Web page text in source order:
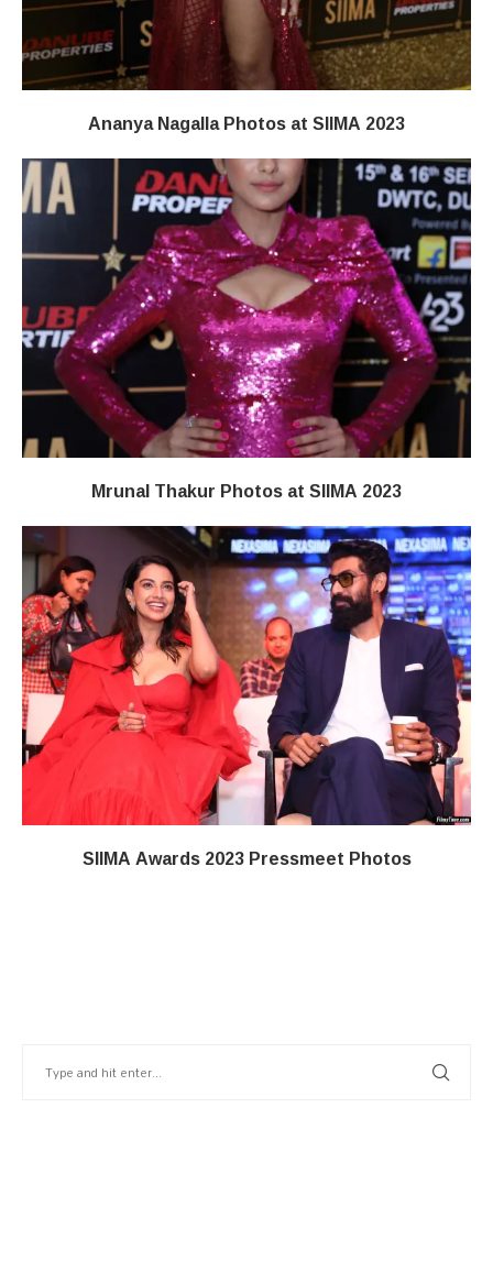
Ananya Nagalla Photos at SIIMA 2023
Mrunal Thakur Photos at SIIMA 2023
SIIMA Awards 2023 Pressmeet Photos